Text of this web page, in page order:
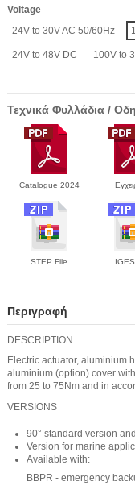
Voltage
24V to 30V AC 50/60Hz
24V to 48V DC 100V to
Τεχνικά Φυλλάδια /
Catalogue 2024
STEP File
Περιγραφή
DESCRIPTION
Electric actuator, aluminium
aluminium (option) cover
from 25 to 75Nm and in
VERSIONS
90° standard version
Version for marine
Available with:
BBPR - emergency